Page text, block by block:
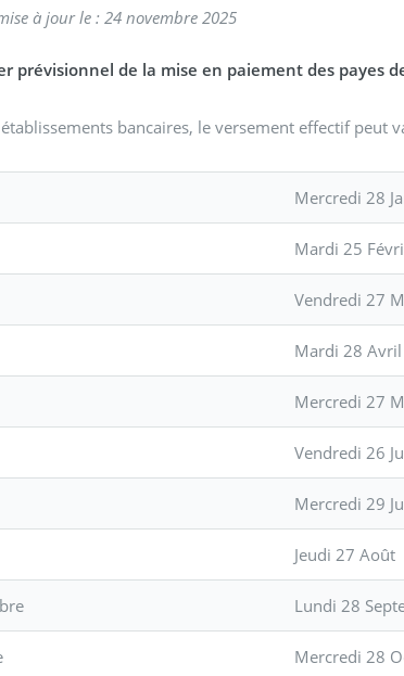
à jour le : 24 novembre 2025
prévisionnel de la mise en paiement des payes
bancaires, le versement effectif peut
Mercredi 28
Mardi 25
Vendredi 27
Mardi 28 Avril
Mercredi 27
Vendredi 26
Mercredi 29
Jeudi 27 Août
Lundi 28
Mercredi 28